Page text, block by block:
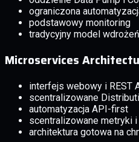
ograniczona
podstawowy monitoring
tradycyjny model wdrożeń
Microservices
interfejs webowy i REST
scentralizowane
automatyzacja API-first
scentralizowane metryki
architektura gotowa na